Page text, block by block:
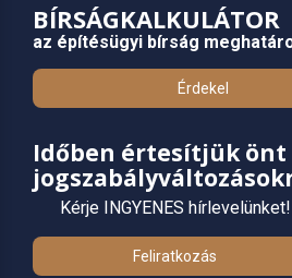
BÍRSÁGKALKULÁTOR
az építésügyi bírság
Érdekel
Időben értesítjük önt
Kérje INGYENES hírlevelünket!
Feliratkozás